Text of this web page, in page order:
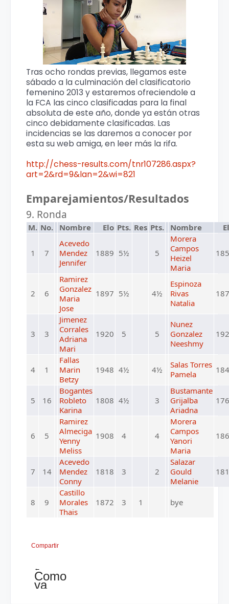
Tras ocho rondas previas, llegamos este
sábado a la culminación del clasificatorio
femenino 2013 y estaremos ofreciendole a
la FCA las cinco clasificadas para la final
absoluta de este año, donde ya están otras
cinco debidamente clasificadas. Las
incidencias se las daremos a conocer por
esta su web amiga, en leer más la rifa.
http://chess-results.com/tnr107286.aspx?
art=2&rd=9&lan=2&wi=821
Emparejamientos/Resultados
9. Ronda
M. No. Nombre Elo Pts. Res Pts. Nombre
1 7
Acevedo
Mendez
Jennifer
1889 5½ 5
Morera
Campos
Heizel
Maria
2 6
Ramirez
Gonzalez
Maria
Jose
1897 5½ 4½
Espinoza
Rivas
Natalia
3 3
Jimenez
Corrales
Adriana
Mari
1920 5 5
Nunez
Gonzalez
Neeshmy
4 1
Fallas
Marin
Betzy
1948 4½ 4½
Salas Torres
Pamela
5 16
Bogantes
Robleto
Karina
1808 4½ 3
Bustamante
Grijalba
Ariadna
6 5
Ramirez
Almeciga
Yenny
Meliss
1908 4 4
Morera
Campos
Yanori
Maria
7 14
Acevedo
Mendez
Conny
1818 3 2
Salazar
Gould
Melanie
8 9
Castillo
Morales
Thais
1872 3 1 bye
Compartir
←
Como
va